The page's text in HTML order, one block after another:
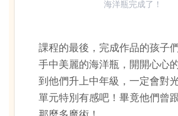
海洋瓶完成了！
課程的最後，完成作品的孩子
手中美麗的海洋瓶，開開心心
到他們升上中年級，一定會對
單元特別有感吧！畢竟他們曾